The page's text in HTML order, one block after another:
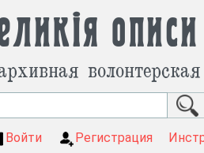
описи
Войти Регистрация